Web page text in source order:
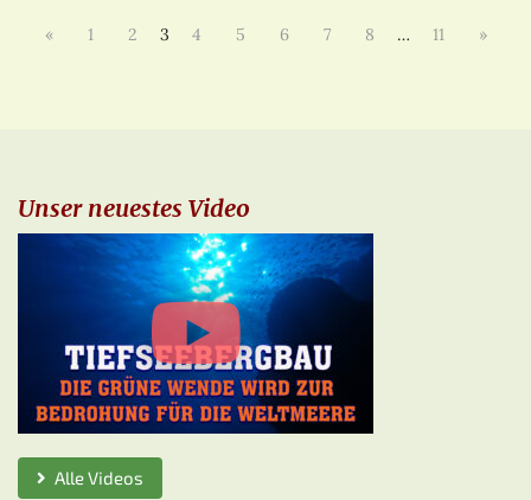
« 1 2 3 4 5 6 7 8 … 11 »
Unser neuestes Video
Alle Videos